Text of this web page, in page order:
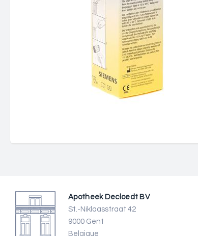
Apotheek Decloedt BV
St.-Niklaasstraat 42
9000 Gent
Belgique